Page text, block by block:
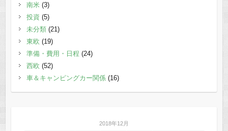
南米(3)
投資 (5)
未分類(21)
東欧 (19)
準備・費用・日程 (24)
西欧 (52)
車＆キャンピングカー関係(16)
2018年12月